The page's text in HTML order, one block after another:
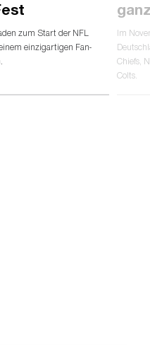
zum Start der NFL
einzigartigen Fan-
Im
Chiefs,
Colts.